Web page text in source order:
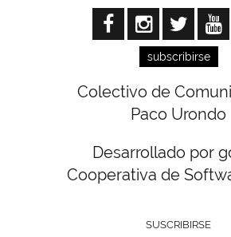
subscribirse
Colectivo de
Paco Urondo
Desarrollado por
Cooperativa de
SUSCRIBIRSE